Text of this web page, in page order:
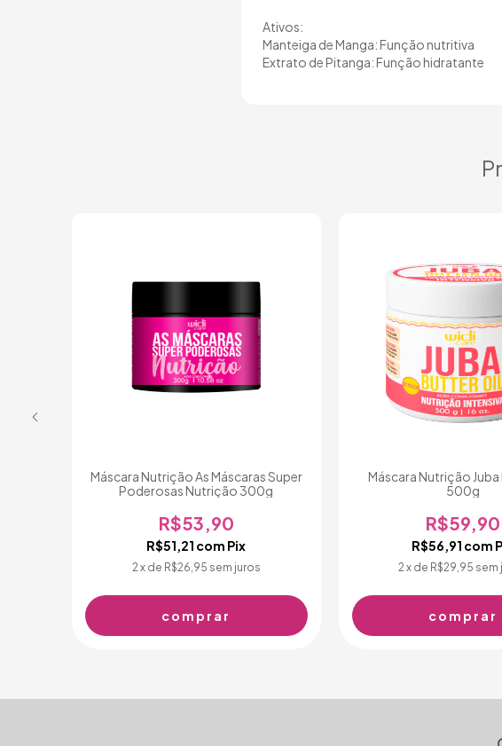
Ativos:
Manteiga de Manga: Função nutritiva
Extrato de Pitanga: Função hidratante
Máscara Nutrição As Máscaras Super
Poderosas Nutrição 300g
R$53,90
R$51,21 com Pix
2x de R$26,95 sem juros
Máscara Nutrição
500g
R$59,90
R$56,91 com
2x de R$29,95 sem